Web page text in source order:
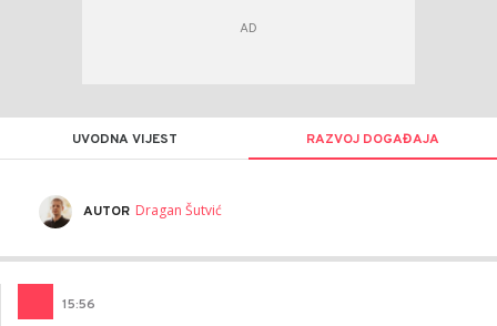
UVODNA VIJEST RAZVOJ DOGAĐAJA
AUTOR Dragan Šutvić
15:56